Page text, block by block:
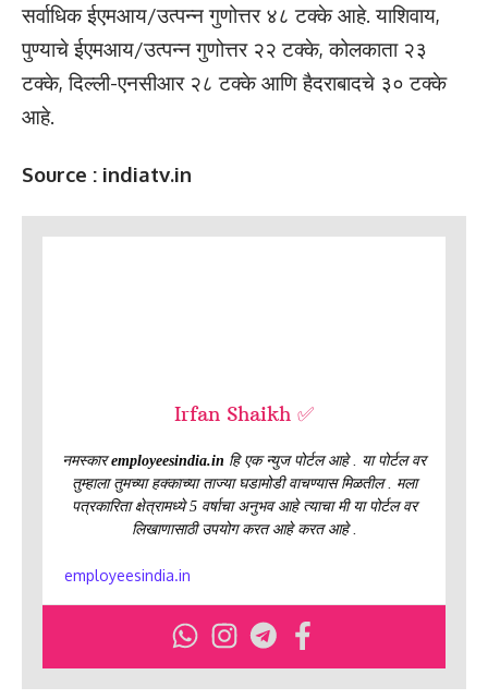
सर्वाधिक ईएमआय/उत्पन्न गुणोत्तर ४८ टक्के आहे. याशिवाय,
पुण्याचे ईएमआय/उत्पन्न गुणोत्तर २२ टक्के, कोलकाता २३
टक्के, दिल्ली-एनसीआर २८ टक्के आणि हैदराबादचे ३० टक्के
आहे.
Source : indiatv.in
Irfan Shaikh ✅
नमस्कारemployeesindia.in हि एक न्युज पोर्टल आहे . या पोर्टल वर
तुम्हाला तुमच्या हक्काच्या ताज्या घडामोडी वाचण्यास मिळतील . मला
पत्रकारिता क्षेत्रामध्ये 5 वर्षाचा अनुभव आहे त्याचा मी या पोर्टल वर
लिखाणासाठी उपयोग करत आहे करत आहे .
employeesindia.in